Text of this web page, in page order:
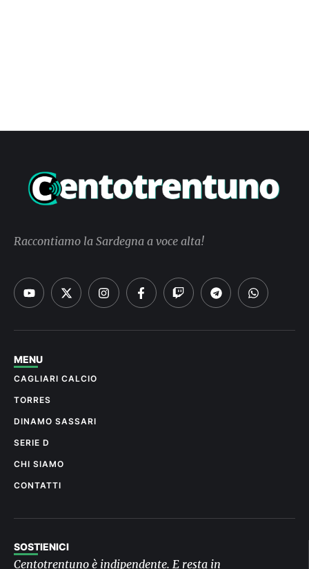
Raccontiamo la Sardegna a voce alta!
MENU
CAGLIARI CALCIO
TORRES
DINAMO SASSARI
SERIE D
CHI SIAMO
CONTATTI
SOSTIENICI
Centotrentuno è indipendente. E resta in